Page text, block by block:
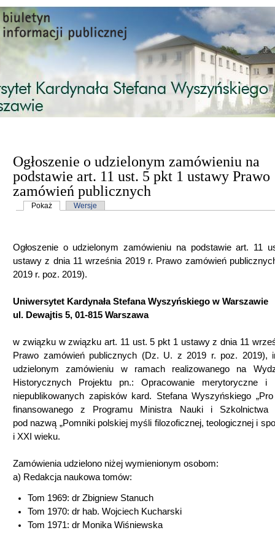
Przejdź do treści
Ogłoszenie o udzielonym zamówieniu na
podstawie art. 11 ust. 5 pkt 1 ustawy Prawo
zamówień publicznych
Karty podstawowe
Pokaż (aktywna karta)
Wersje
Ogłoszenie o udzielonym zamówieniu na podstawie art. 11
ustawy z dnia 11 września 2019 r. Prawo zamówień
2019 r. poz. 2019).
Uniwersytet Kardynała Stefana Wyszyńskiego w Warszawie
ul. Dewajtis 5, 01-815 Warszawa
w związku w związku art. 11 ust. 5 pkt 1 ustawy z dnia 11
Prawo zamówień publicznych (Dz. U. z 2019 r. poz. 2019),
udzielonym zamówieniu w ramach realizowanego na
Historycznych Projektu pn.: Opracowanie merytoryczne i
niepublikowanych zapisków kard. Stefana Wyszyńskiego „Pro
finansowanego z Programu Ministra Nauki i Szkolnictwa
pod nazwą „Pomniki polskiej myśli filozoficznej, teologicznej i
i XXI wieku.
Zamówienia udzielono niżej wymienionym osobom:
a) Redakcja naukowa tomów:
Tom 1969: dr Zbigniew Stanuch
Tom 1970: dr hab. Wojciech Kucharski
Tom 1971: dr Monika Wiśniewska